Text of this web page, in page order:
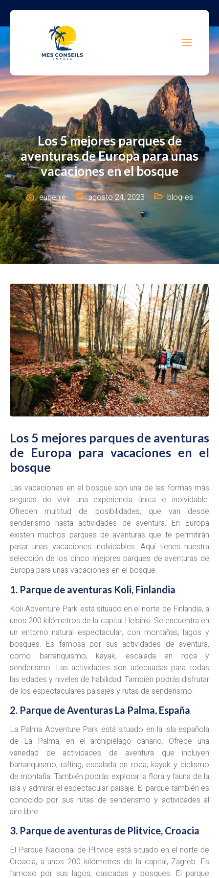
Los 5 mejores parques de
aventuras de Europa para unas
vacaciones en el bosque
eugenie agosto 24, 2023 blog-es
Los 5 mejores parques de aventuras
de Europa para vacaciones en el
bosque
Las vacaciones en el bosque son una de las formas más
seguras de vivir una experiencia única e inolvidable.
Ofrecen multitud de posibilidades, que van desde
senderismo hasta actividades de aventura. En Europa
existen muchos parques de aventuras que te permitirán
pasar unas vacaciones inolvidables. Aquí tienes nuestra
selección de los cinco mejores parques de aventuras de
Europa para unas vacaciones en el bosque.
1. Parque de aventuras Koli, Finlandia
Koli Adventure Park está situado en el norte de Finlandia, a
unos 200 kilómetros de la capital Helsinki. Se encuentra en
un entorno natural espectacular, con montañas, lagos y
bosques. Es famosa por sus actividades de aventura,
como barranquismo, kayak, escalada en roca y
senderismo. Las actividades son adecuadas para todas
las edades y niveles de habilidad. También podrás disfrutar
de los espectaculares paisajes y rutas de senderismo.
2. Parque de Aventuras La Palma, España
La Palma Adventure Park está situado en la isla española
de La Palma, en el archipiélago canario. Ofrece una
variedad de actividades de aventura que incluyen
barranquismo, rafting, escalada en roca, kayak y ciclismo
de montaña. También podrás explorar la flora y fauna de la
isla y admirar el espectacular paisaje. El parque también es
conocido por sus rutas de senderismo y actividades al
aire libre.
3. Parque de aventuras de Plitvice, Croacia
El Parque Nacional de Plitvice está situado en el norte de
Croacia, a unos 200 kilómetros de la capital, Zagreb. Es
famoso por sus lagos, cascadas y bosques. El parque